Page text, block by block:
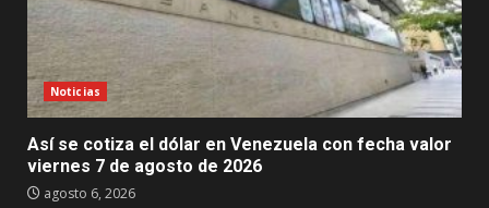
Noticias
Así se cotiza el dólar en Venezuela con fecha valor
viernes 7 de agosto de 2026
agosto 6, 2026